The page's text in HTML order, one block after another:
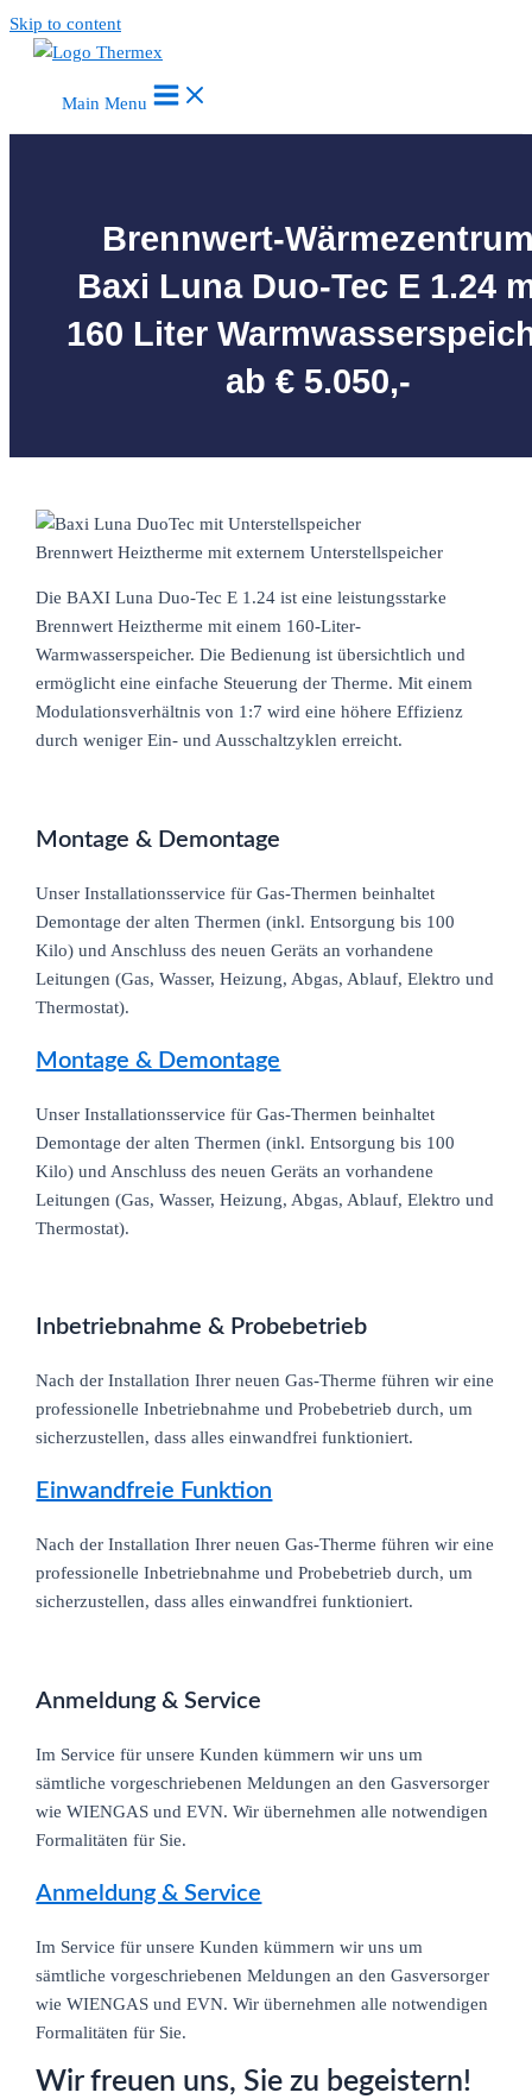
Skip to content
Main Menu
Brennwert-
Baxi Luna Duo-Tec E 1.24
160 Liter
ab € 5.050,-
Brennwert Heiztherme mit externem Unterstellspeicher
Die BAXI Luna Duo-Tec E 1.24 ist eine leistungsstarke
Brennwert Heiztherme mit einem 160-Liter-
Warmwasserspeicher. Die Bedienung ist übersichtlich und
ermöglicht eine einfache Steuerung der Therme. Mit einem
Modulationsverhältnis von 1:7 wird eine höhere Effizienz
durch weniger Ein- und Ausschaltzyklen erreicht.
Montage & Demontage
Unser Installationsservice für Gas-Thermen beinhaltet
Demontage der alten Thermen (inkl. Entsorgung bis 100
Kilo) und Anschluss des neuen Geräts an vorhandene
Leitungen (Gas, Wasser, Heizung, Abgas, Ablauf, Elektro und
Thermostat).
Montage & Demontage
Unser Installationsservice für Gas-Thermen beinhaltet
Demontage der alten Thermen (inkl. Entsorgung bis 100
Kilo) und Anschluss des neuen Geräts an vorhandene
Leitungen (Gas, Wasser, Heizung, Abgas, Ablauf, Elektro und
Thermostat).
Inbetriebnahme & Probebetrieb
Nach der Installation Ihrer neuen Gas-Therme führen wir eine
professionelle Inbetriebnahme und Probebetrieb durch, um
sicherzustellen, dass alles einwandfrei funktioniert.
Einwandfreie Funktion
Nach der Installation Ihrer neuen Gas-Therme führen wir eine
professionelle Inbetriebnahme und Probebetrieb durch, um
sicherzustellen, dass alles einwandfrei funktioniert.
Anmeldung & Service
Im Service für unsere Kunden kümmern wir uns um
sämtliche vorgeschriebenen Meldungen an den Gasversorger
wie WIENGAS und EVN. Wir übernehmen alle notwendigen
Formalitäten für Sie.
Anmeldung & Service
Im Service für unsere Kunden kümmern wir uns um
sämtliche vorgeschriebenen Meldungen an den Gasversorger
wie WIENGAS und EVN. Wir übernehmen alle notwendigen
Formalitäten für Sie.
Wir freuen uns, Sie zu begeistern!